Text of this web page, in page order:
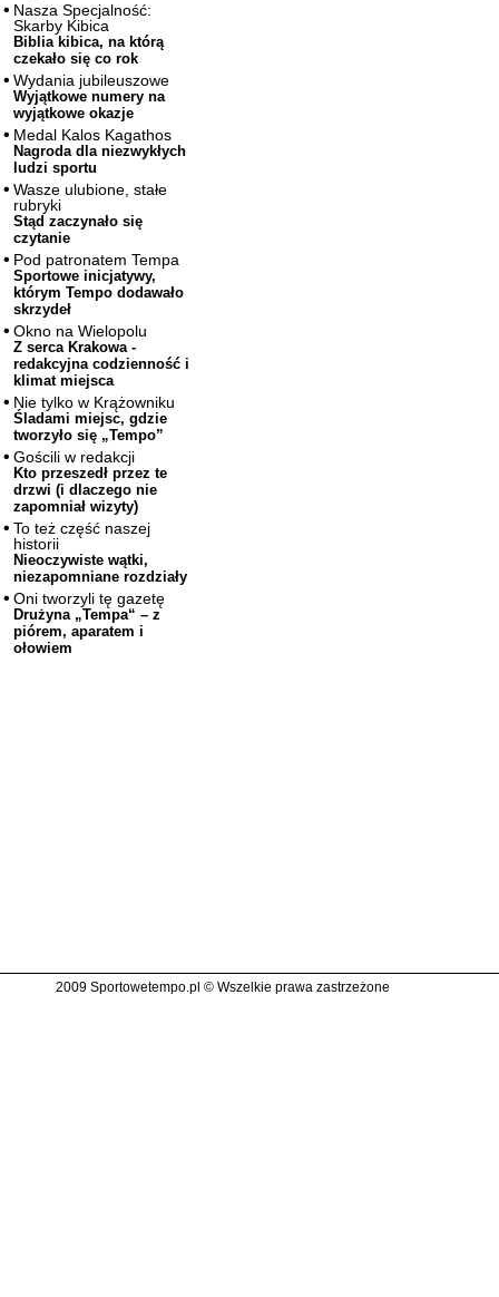
Nasza Specjalność:
Skarby Kibica
Biblia kibica, na którą
czekało się co rok
Wydania jubileuszowe
Wyjątkowe numery na
wyjątkowe okazje
Medal Kalos Kagathos
Nagroda dla niezwykłych
ludzi sportu
Wasze ulubione, stałe
rubryki
Stąd zaczynało się
czytanie
Pod patronatem Tempa
Sportowe inicjatywy,
którym Tempo dodawało
skrzydeł
Okno na Wielopolu
Z serca Krakowa -
redakcyjna codzienność i
klimat miejsca
Nie tylko w Krążowniku
Śladami miejsc, gdzie
tworzyło się „Tempo”
Gościli w redakcji
Kto przeszedł przez te
drzwi (i dlaczego nie
zapomniał wizyty)
To też część naszej
historii
Nieoczywiste wątki,
niezapomniane rozdziały
Oni tworzyli tę gazetę
Drużyna „Tempa“ – z
piórem, aparatem i
ołowiem
2009 Sportowetempo.pl © Wszelkie prawa zastrzeżone